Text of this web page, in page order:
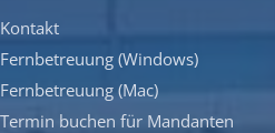
Kontakt
Fernbetreuung (Windows)
Fernbetreuung (Mac)
Termin buchen für Mandanten